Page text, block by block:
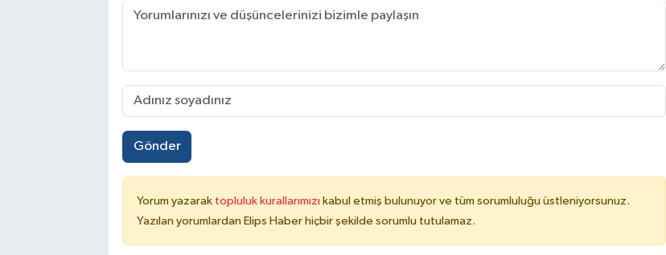
Gönder
Yorum yazarak topluluk kurallarımızı kabul etmiş bulunuyor ve tüm sorumluluğu üstleniyorsunuz.
Yazılan yorumlardan Elips Haber hiçbir şekilde sorumlu tutulamaz.